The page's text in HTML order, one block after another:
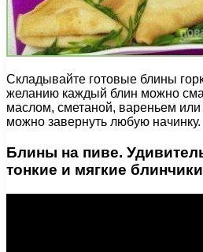
Складывайте готовые блины
желанию каждый блин можно
маслом, сметаной, вареньем
можно завернуть любую начинку.
Блины на пиве.
тонкие и мягкие